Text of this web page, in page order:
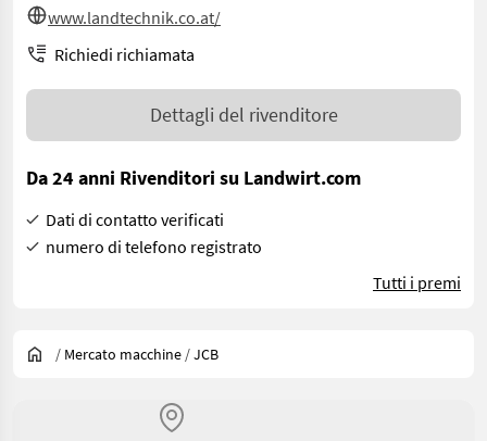
www.landtechnik.co.at/
Richiedi richiamata
Dettagli del rivenditore
Da 24 anni Rivenditori su Landwirt.com
Dati di contatto verificati
numero di telefono registrato
Tutti i premi
/ Mercato macchine /JCB